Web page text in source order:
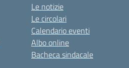
Le notizie
Le circolari
Calendario eventi
Albo online
Bacheca sindacale